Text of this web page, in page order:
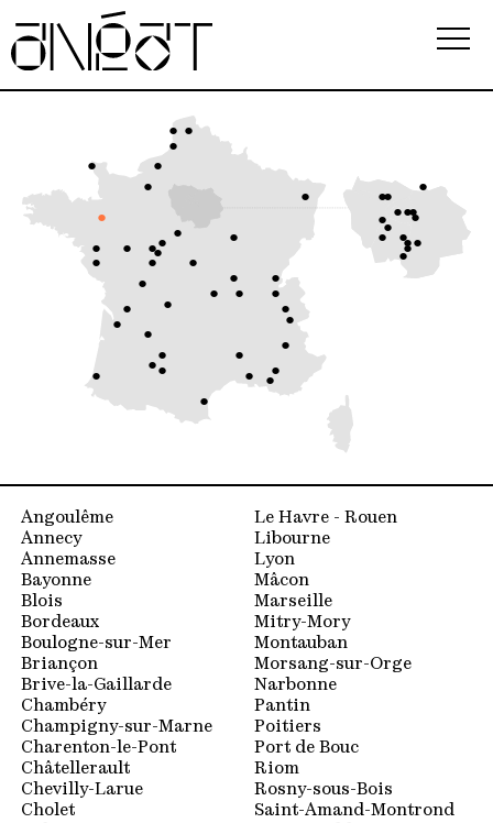
Association
Écoles
Événements
Observatoire
Ressources
FAQ
Newsletter
Angoulême
Annecy
Annemasse
Bayonne
Blois
Bordeaux
Boulogne-sur-Mer
Briançon
Brive-la-Gaillarde
Chambéry
Champigny-sur-Marne
Charenton-le-Pont
Châtellerault
Chevilly-Larue
Cholet
Le Havre - Rouen
Libourne
Lyon
Mâcon
Marseille
Mitry-Mory
Montauban
Morsang-sur-Orge
Narbonne
Pantin
Poitiers
Port de Bouc
Riom
Rosny-sous-Bois
Saint-Amand-Montrond